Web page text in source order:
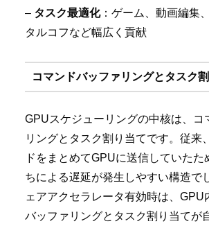
– タスク最適化：ゲーム、動画編集
タルコフなど幅広く貢献
コマンドバッファリングとタスク
GPUスケジューリングの中核は、コ
リングとタスク割り当てです。従来
ドをまとめてGPUに送信していたた
ちによる遅延が発生しやすい構造で
ェアアクセラレータ有効時は、GPU
バッファリングとタスク割り当てが